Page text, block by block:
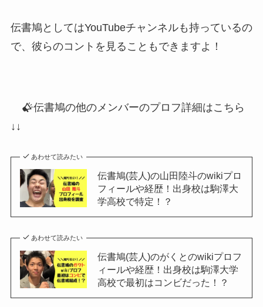
伝書鳩としてはYouTubeチャンネルも持っているの
で、彼らのコントを見ることもできますよ！
伝書鳩の他のメンバーのプロフ詳細はこちら
↓↓
あわせて読みたい
伝書鳩(芸人)の山田陸斗のwikiプロ
フィールや経歴！出身校は駒澤大
学高校で特定！？
あわせて読みたい
伝書鳩(芸人)のがくとのwikiプロフ
ィールや経歴！出身校は駒澤大学
高校で最初はコンビだった！？